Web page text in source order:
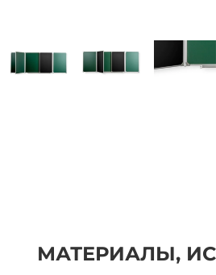
МАТЕРИАЛЫ,